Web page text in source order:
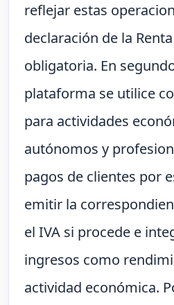
reflejar estas
declaración de la
obligatoria. En
plataforma se utilice
para actividades
autónomos y
pagos de clientes por
emitir la
el IVA si procede e
ingresos como
actividad económica.